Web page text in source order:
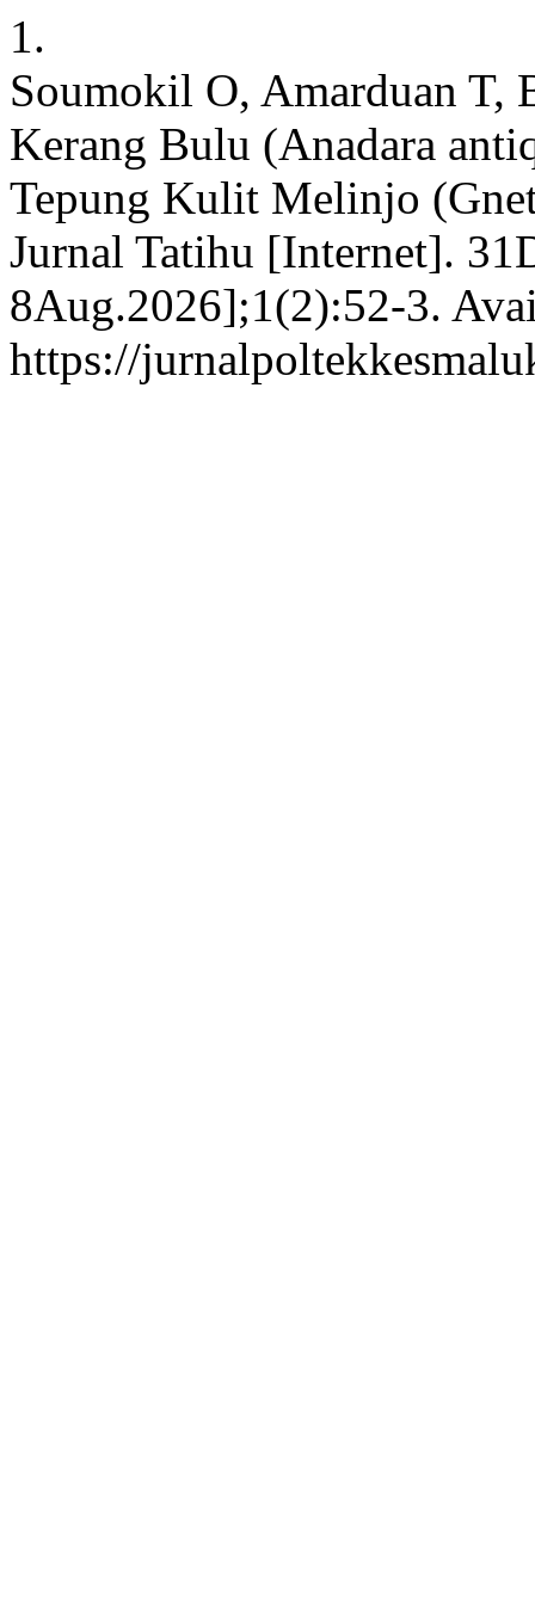
1.
Soumokil O, Amarduan T,
Kerang Bulu (Anadara
Tepung Kulit Melinjo
Jurnal Tatihu [Internet].
8Aug.2026];1(2):52-3.
https://